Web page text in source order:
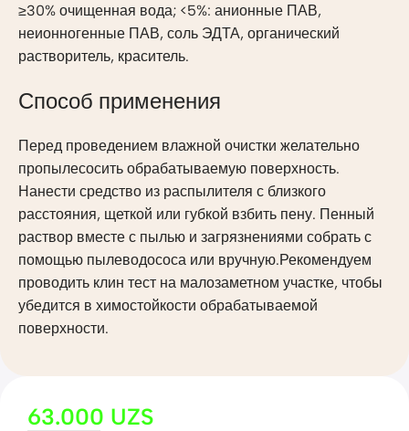
≥30% очищенная вода; <5%: анионные ПАВ,
неионногенные ПАВ, соль ЭДТА, органический
растворитель, краситель.
Способ применения
Перед проведением влажной очистки желательно
пропылесосить обрабатываемую поверхность.
Нанести средство из распылителя с близкого
расстояния, щеткой или губкой взбить пену. Пенный
раствор вместе с пылью и загрязнениями собрать с
помощью пылеводососа или вручную.Рекомендуем
проводить клин тест на малозаметном участке, чтобы
убедится в химостойкости обрабатываемой
поверхности.
63.000 UZS